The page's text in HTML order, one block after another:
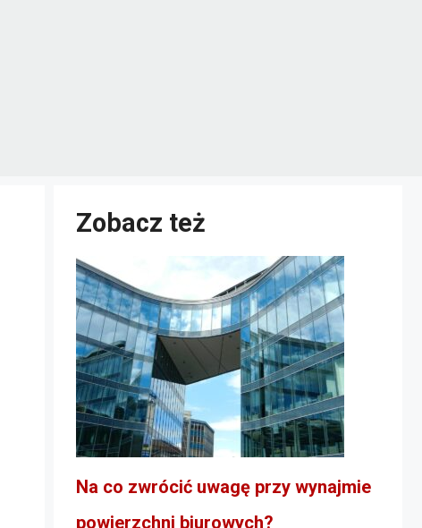
Zobacz też
Na co zwrócić uwagę przy wynajmie
powierzchni biurowych?